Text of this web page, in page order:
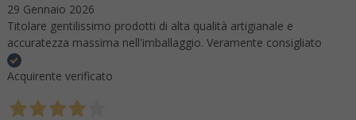
29 Gennaio 2026
Titolare gentilissimo prodotti di alta qualità artigianale e
accuratezza massima nell'imballaggio. Veramente consigliato
Acquirente verificato